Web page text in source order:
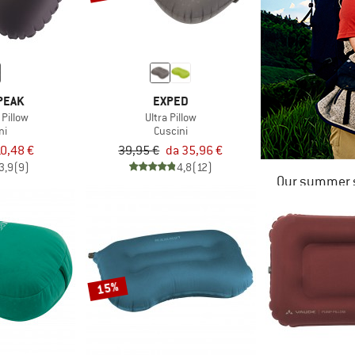
€
3,9(9)
EXPED
Ultra Pillow
Cuscini
39,95 € da 35,96 €
4,8(12)
Our summer
15%